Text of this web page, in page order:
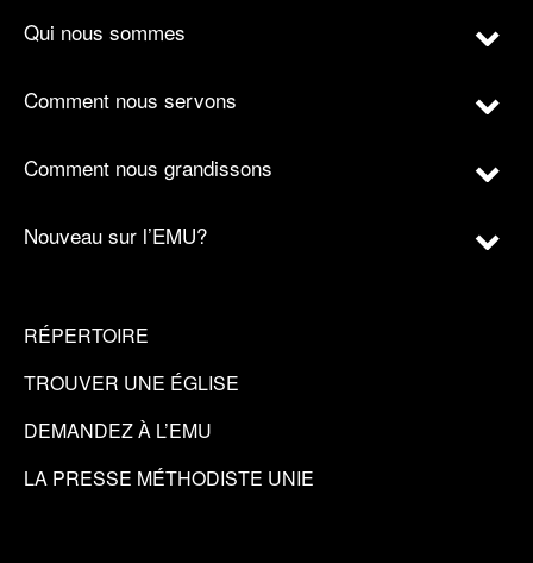
Qui nous sommes
Comment nous servons
Comment nous grandissons
Nouveau sur l’EMU?
RÉPERTOIRE
TROUVER UNE ÉGLISE
DEMANDEZ À L’EMU
LA PRESSE MÉTHODISTE UNIE